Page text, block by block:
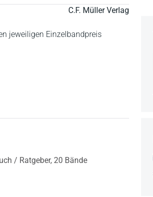
C.F. Müller Verlag
jeweiligen Einzelbandpreis
/ Ratgeber, 20 Bände